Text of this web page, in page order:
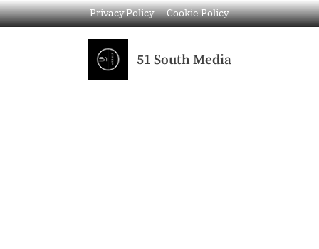
Privacy Policy Cookie Policy
51 South Media